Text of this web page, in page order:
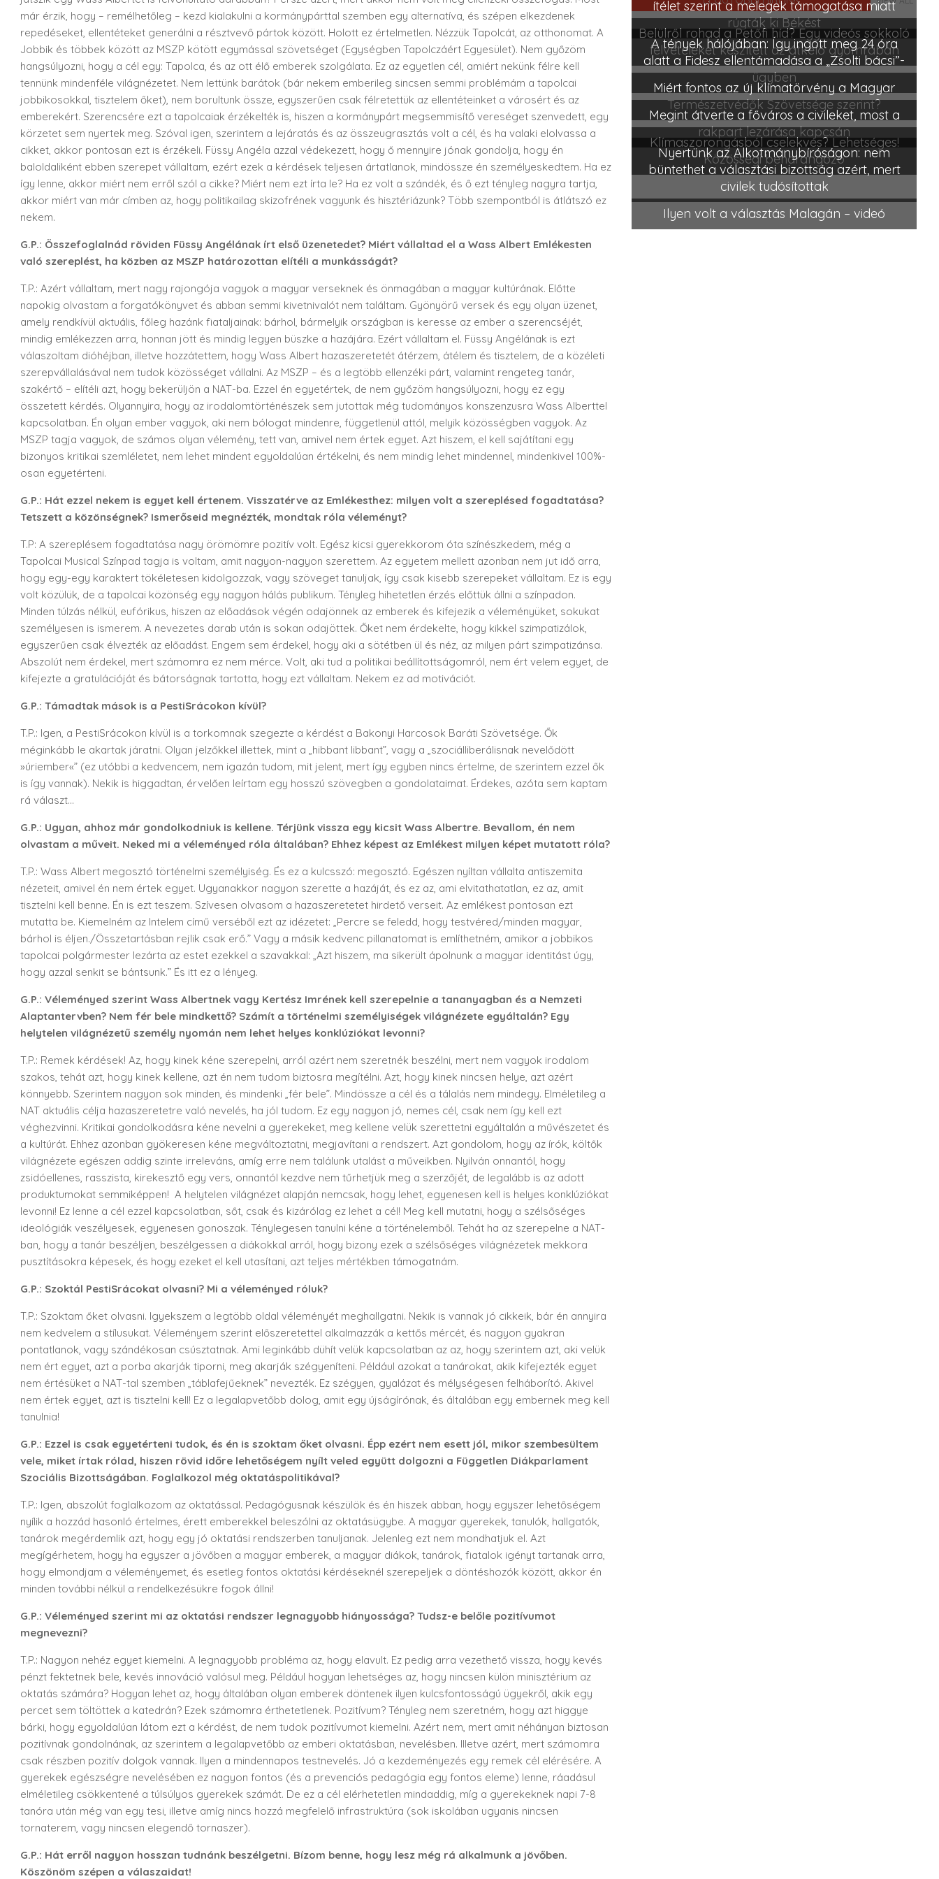
már érzik, hogy – remélhetőleg – kezd kialakulni a kormánypárttal szemben egy alternatíva, és szépen elkezdenek
repedéseket, ellentéteket generálni a résztvevő pártok között. Holott ez értelmetlen. Nézzük Tapolcát, az otthonomat. A
Jobbik és többek között az MSZP kötött egymással szövetséget (Egységben Tapolczáért Egyesület). Nem győzöm
hangsúlyozni, hogy a cél egy: Tapolca, és az ott élő emberek szolgálata. Ez az egyetlen cél, amiért nekünk félre kell
tennünk mindenféle világnézetet. Nem lettünk barátok (bár nekem emberileg sincsen semmi problémám a tapolcai
jobbikosokkal, tisztelem őket), nem borultunk össze, egyszerűen csak félretettük az ellentéteinket a városért és az
emberekért. Szerencsére ezt a tapolcaiak érzékelték is, hiszen a kormánypárt megsemmisítő vereséget szenvedett, egy
körzetet sem nyertek meg. Szóval igen, szerintem a lejáratás és az összeugrasztás volt a cél, és ha valaki elolvassa a
cikket, akkor pontosan ezt is érzékeli. Füssy Angéla azzal védekezett, hogy ő mennyire jónak gondolja, hogy én
baloldaliként ebben szerepet vállaltam, ezért ezek a kérdések teljesen ártatlanok, mindössze én személyeskedtem. Ha ez
így lenne, akkor miért nem erről szól a cikke? Miért nem ezt írta le? Ha ez volt a szándék, és ő ezt tényleg nagyra tartja,
akkor miért van már címben az, hogy politikailag skizofrének vagyunk és hisztériázunk? Több szempontból is átlátszó ez
nekem.
G.P.: Összefoglalnád röviden Füssy Angélának írt első üzenetedet? Miért vállaltad el a Wass Albert Emlékesten
való szereplést, ha közben az MSZP határozottan elítéli a munkásságát?
T.P.: Azért vállaltam, mert nagy rajongója vagyok a magyar verseknek és önmagában a magyar kultúrának. Előtte
napokig olvastam a forgatókönyvet és abban semmi kivetnivalót nem találtam. Gyönyörű versek és egy olyan üzenet,
amely rendkívül aktuális, főleg hazánk fiataljainak: bárhol, bármelyik országban is keresse az ember a szerencséjét,
mindig emlékezzen arra, honnan jött és mindig legyen büszke a hazájára. Ezért vállaltam el. Füssy Angélának is ezt
válaszoltam dióhéjban, illetve hozzátettem, hogy Wass Albert hazaszeretetét átérzem, átélem és tisztelem, de a közéleti
szerepvállalásával nem tudok közösséget vállalni. Az MSZP – és a legtöbb ellenzéki párt, valamint rengeteg tanár,
szakértő – elítéli azt, hogy bekerüljön a NAT-ba. Ezzel én egyetértek, de nem győzöm hangsúlyozni, hogy ez egy
összetett kérdés. Olyannyira, hogy az irodalomtörténészek sem jutottak még tudományos konszenzusra Wass Alberttel
kapcsolatban. Én olyan ember vagyok, aki nem bólogat mindenre, függetlenül attól, melyik közösségben vagyok. Az
MSZP tagja vagyok, de számos olyan vélemény, tett van, amivel nem értek egyet. Azt hiszem, el kell sajátítani egy
bizonyos kritikai szemléletet, nem lehet mindent egyoldalúan értékelni, és nem mindig lehet mindennel, mindenkivel 100%-
osan egyetérteni.
G.P.: Hát ezzel nekem is egyet kell értenem. Visszatérve az Emlékesthez: milyen volt a szereplésed fogadtatása?
Tetszett a közönségnek? Ismerőseid megnézték, mondtak róla véleményt?
T.P: A szereplésem fogadtatása nagy örömömre pozitív volt. Egész kicsi gyerekkorom óta színészkedem, még a
Tapolcai Musical Színpad tagja is voltam, amit nagyon-nagyon szerettem. Az egyetem mellett azonban nem jut idő arra,
hogy egy-egy karaktert tökéletesen kidolgozzak, vagy szöveget tanuljak, így csak kisebb szerepeket vállaltam. Ez is egy
volt közülük, de a tapolcai közönség egy nagyon hálás publikum. Tényleg hihetetlen érzés előttük állni a színpadon.
Minden túlzás nélkül, eufórikus, hiszen az előadások végén odajönnek az emberek és kifejezik a véleményüket, sokukat
személyesen is ismerem. A nevezetes darab után is sokan odajöttek. Őket nem érdekelte, hogy kikkel szimpatizálok,
egyszerűen csak élvezték az előadást. Engem sem érdekel, hogy aki a sötétben ül és néz, az milyen párt szimpatizánsa.
Abszolút nem érdekel, mert számomra ez nem mérce. Volt, aki tud a politikai beállítottságomról, nem ért velem egyet, de
kifejezte a gratulációját és bátorságnak tartotta, hogy ezt vállaltam. Nekem ez ad motivációt.
G.P.: Támadtak mások is a PestiSrácokon kívül?
T.P.: Igen, a PestiSrácokon kívül is a torkomnak szegezte a kérdést a Bakonyi Harcosok Baráti Szövetsége. Ők
méginkább le akartak járatni. Olyan jelzőkkel illettek, mint a „hibbant libbant”, vagy a „szociálliberálisnak nevelődött
»úriember«” (ez utóbbi a kedvencem, nem igazán tudom, mit jelent, mert így egyben nincs értelme, de szerintem ezzel ők
is így vannak). Nekik is higgadtan, érvelően leírtam egy hosszú szövegben a gondolataimat. Érdekes, azóta sem kaptam
rá választ…
G.P.: Ugyan, ahhoz már gondolkodniuk is kellene. Térjünk vissza egy kicsit Wass Albertre. Bevallom, én nem
olvastam a műveit. Neked mi a véleményed róla általában? Ehhez képest az Emlékest milyen képet mutatott róla?
T.P.: Wass Albert megosztó történelmi személyiség. És ez a kulcsszó: megosztó. Egészen nyíltan vállalta antiszemita
nézeteit, amivel én nem értek egyet. Ugyanakkor nagyon szerette a hazáját, és ez az, ami elvitathatatlan, ez az, amit
tisztelni kell benne. Én is ezt teszem. Szívesen olvasom a hazaszeretetet hirdető verseit. Az emlékest pontosan ezt
mutatta be. Kiemelném az Intelem című verséből ezt az idézetet: „Percre se feledd, hogy testvéred/minden magyar,
bárhol is éljen./Összetartásban rejlik csak erő.” Vagy a másik kedvenc pillanatomat is említhetném, amikor a jobbikos
tapolcai polgármester lezárta az estet ezekkel a szavakkal: „Azt hiszem, ma sikerült ápolnunk a magyar identitást úgy,
hogy azzal senkit se bántsunk.” És itt ez a lényeg.
G.P.: Véleményed szerint Wass Albertnek vagy Kertész Imrének kell szerepelnie a tananyagban és a Nemzeti
Alaptantervben? Nem fér bele mindkettő? Számít a történelmi személyiségek világnézete egyáltalán? Egy
helytelen világnézetű személy nyomán nem lehet helyes konklúziókat levonni?
T.P.: Remek kérdések! Az, hogy kinek kéne szerepelni, arról azért nem szeretnék beszélni, mert nem vagyok irodalom
szakos, tehát azt, hogy kinek kellene, azt én nem tudom biztosra megítélni. Azt, hogy kinek nincsen helye, azt azért
könnyebb. Szerintem nagyon sok minden, és mindenki „fér bele”. Mindössze a cél és a tálalás nem mindegy. Elméletileg a
NAT aktuális célja hazaszeretetre való nevelés, ha jól tudom. Ez egy nagyon jó, nemes cél, csak nem így kell ezt
véghezvinni. Kritikai gondolkodásra kéne nevelni a gyerekeket, meg kellene velük szerettetni egyáltalán a művészetet és
a kultúrát. Ehhez azonban gyökeresen kéne megváltoztatni, megjavítani a rendszert. Azt gondolom, hogy az írók, költők
világnézete egészen addig szinte irreleváns, amíg erre nem találunk utalást a műveikben. Nyilván onnantól, hogy
zsidóellenes, rasszista, kirekesztő egy vers, onnantól kezdve nem tűrhetjük meg a szerzőjét, de legalább is az adott
produktumokat semmiképpen! A helytelen világnézet alapján nemcsak, hogy lehet, egyenesen kell is helyes konklúziókat
levonni! Ez lenne a cél ezzel kapcsolatban, sőt, csak és kizárólag ez lehet a cél! Meg kell mutatni, hogy a szélsőséges
ideológiák veszélyesek, egyenesen gonoszak. Ténylegesen tanulni kéne a történelemből. Tehát ha az szerepelne a NAT-
ban, hogy a tanár beszéljen, beszélgessen a diákokkal arról, hogy bizony ezek a szélsőséges világnézetek mekkora
pusztításokra képesek, és hogy ezeket el kell utasítani, azt teljes mértékben támogatnám.
G.P.: Szoktál PestiSrácokat olvasni? Mi a véleményed róluk?
T.P.: Szoktam őket olvasni. Igyekszem a legtöbb oldal véleményét meghallgatni. Nekik is vannak jó cikkeik, bár én annyira
nem kedvelem a stílusukat. Véleményem szerint előszeretettel alkalmazzák a kettős mércét, és nagyon gyakran
pontatlanok, vagy szándékosan csúsztatnak. Ami leginkább dühít velük kapcsolatban az az, hogy szerintem azt, aki velük
nem ért egyet, azt a porba akarják tiporni, meg akarják szégyeníteni. Például azokat a tanárokat, akik kifejezték egyet
nem értésüket a NAT-tal szemben „táblafejűeknek” nevezték. Ez szégyen, gyalázat és mélységesen felháborító. Akivel
nem értek egyet, azt is tisztelni kell! Ez a legalapvetőbb dolog, amit egy újságírónak, és általában egy embernek meg kell
tanulnia!
G.P.: Ezzel is csak egyetérteni tudok, és én is szoktam őket olvasni. Épp ezért nem esett jól, mikor szembesültem
vele, miket írtak rólad, hiszen rövid időre lehetőségem nyílt veled együtt dolgozni a Független Diákparlament
Szociális Bizottságában. Foglalkozol még oktatáspolitikával?
T.P.: Igen, abszolút foglalkozom az oktatással. Pedagógusnak készülök és én hiszek abban, hogy egyszer lehetőségem
nyílik a hozzád hasonló értelmes, érett emberekkel beleszólni az oktatásügybe. A magyar gyerekek, tanulók, hallgatók,
tanárok megérdemlik azt, hogy egy jó oktatási rendszerben tanuljanak. Jelenleg ezt nem mondhatjuk el. Azt
megígérhetem, hogy ha egyszer a jövőben a magyar emberek, a magyar diákok, tanárok, fiatalok igényt tartanak arra,
hogy elmondjam a véleményemet, és esetleg fontos oktatási kérdéseknél szerepeljek a döntéshozók között, akkor én
minden további nélkül a rendelkezésükre fogok állni!
G.P.: Véleményed szerint mi az oktatási rendszer legnagyobb hiányossága? Tudsz-e belőle pozitívumot
megnevezni?
T.P.: Nagyon nehéz egyet kiemelni. A legnagyobb probléma az, hogy elavult. Ez pedig arra vezethető vissza, hogy kevés
pénzt fektetnek bele, kevés innováció valósul meg. Például hogyan lehetséges az, hogy nincsen külön minisztérium az
oktatás számára? Hogyan lehet az, hogy általában olyan emberek döntenek ilyen kulcsfontosságú ügyekről, akik egy
percet sem töltöttek a katedrán? Ezek számomra érthetetlenek. Pozitívum? Tényleg nem szeretném, hogy azt higgye
bárki, hogy egyoldalúan látom ezt a kérdést, de nem tudok pozitívumot kiemelni. Azért nem, mert amit néhányan biztosan
pozitívnak gondolnának, az szerintem a legalapvetőbb az emberi oktatásban, nevelésben. Illetve azért, mert számomra
csak részben pozitív dolgok vannak. Ilyen a mindennapos testnevelés. Jó a kezdeményezés egy remek cél elérésére. A
gyerekek egészségre nevelésében ez nagyon fontos (és a prevenciós pedagógia egy fontos eleme) lenne, ráadásul
elméletileg csökkentené a túlsúlyos gyerekek számát. De ez a cél elérhetetlen mindaddig, míg a gyerekeknek napi 7-8
tanóra után még van egy tesi, illetve amíg nincs hozzá megfelelő infrastruktúra (sok iskolában ugyanis nincsen
tornaterem, vagy nincsen elegendő tornaszer).
G.P.: Hát erről nagyon hosszan tudnánk beszélgetni. Bízom benne, hogy lesz még rá alkalmunk a jövőben.
Köszönöm szépen a válaszaidat!
ítélet szerint a melegek támogatása miatt
rúgták ki Békést
Belülről rohad a Petőfi híd? Egy videós sokkoló
felvételeket készített az átkelő gyomrában
A tények hálójában: Így ingott meg 24 óra
alatt a Fidesz ellentámadása a „Zsolti bácsi”-
ügyben
Miért fontos az új klímatörvény a Magyar
Természetvédők Szövetsége szerint?
Megint átverte a főváros a civileket, most a
rakpart lezárása kapcsán
Klímaszorongásból cselekvés? Lehetséges!
Közösségi beharangozó
Nyertünk az Alkotmánybíróságon: nem
büntethet a választási bizottság azért, mert
civilek tudósítottak
Ilyen volt a választás Malagán – videó